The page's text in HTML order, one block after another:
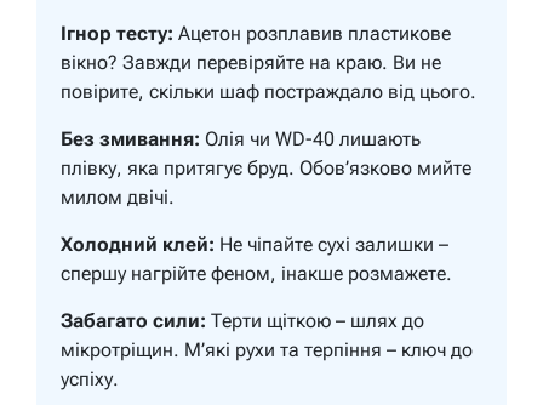
Ігнор тесту: Ацетон розплавив пластикове
вікно? Завжди перевіряйте на краю. Ви не
повірите, скільки шаф постраждало від цього.
Без змивання: Олія чи WD-40 лишають
плівку, яка притягує бруд. Обов’язково мийте
милом двічі.
Холодний клей: Не чіпайте сухі залишки –
спершу нагрійте феном, інакше розмажете.
Забагато сили: Терти щіткою – шлях до
мікротріщин. М’які рухи та терпіння – ключ до
успіху.